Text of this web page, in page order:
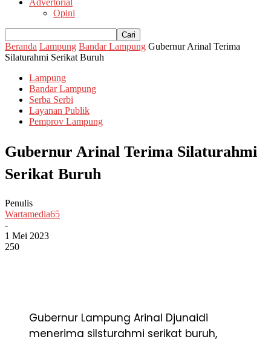
Advertorial
Opini
Beranda Lampung Bandar Lampung Gubernur Arinal Terima
Silaturahmi Serikat Buruh
Lampung
Bandar Lampung
Serba Serbi
Layanan Publik
Pemprov Lampung
Gubernur Arinal Terima Silaturahmi
Serikat Buruh
Penulis
Wartamedia65
-
1 Mei 2023
250
Gubernur Lampung Arinal Djunaidi
menerima silsturahmi serikat buruh,